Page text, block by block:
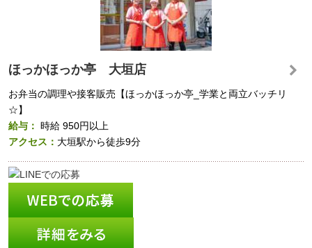
ほっかほっか亭 大垣店
お弁当の調理や接客販売【ほっかほっか亭_学業と両立バッチリ
☆】
給与： 時給 950円以上
アクセス： 大垣駅から徒歩9分